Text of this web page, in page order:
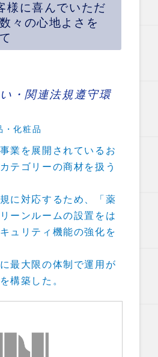
様に喜んでいただ
々の心地よさを
・関連法規遵守環
・化粧品
業を展開されているお
テゴリーの商材を扱う
に対応するため、「薬
ーンルームの設置をは
ュリティ機能の強化を
最大限の体制で運用が
構築した。